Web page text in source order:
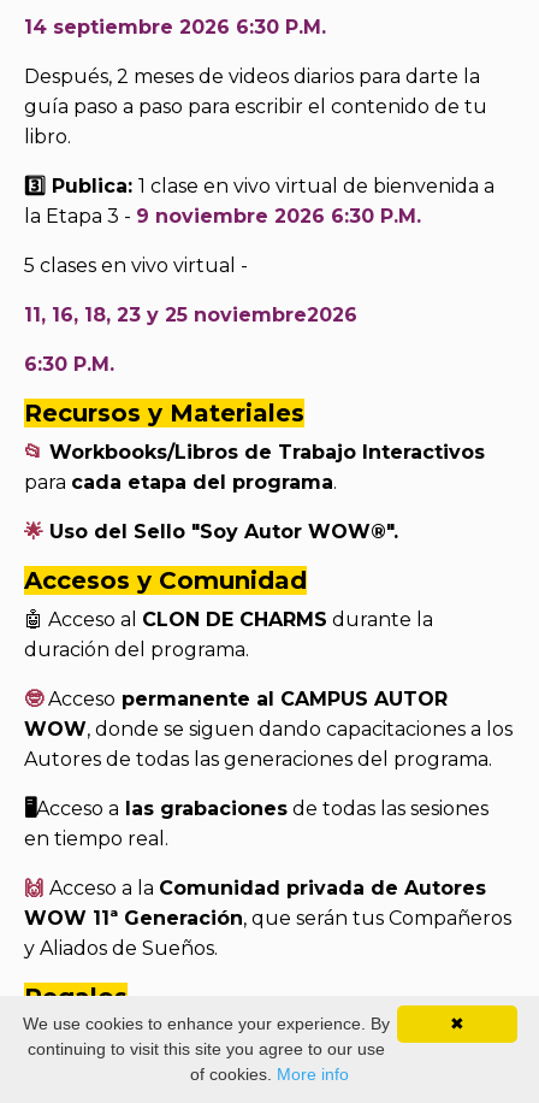
14 septiembre 2026 6:30 P.M.
Después, 2 meses de videos diarios para darte la
guía paso a paso para escribir el contenido de tu
libro.
3️⃣ Publica: 1 clase en vivo virtual de bienvenida a
la Etapa 3 - 9 noviembre 2026 6:30 P.M.
5 clases en vivo virtual -
11, 16, 18, 23 y 25 noviembre2026
6:30 P.M.
Recursos y Materiales
📂 Workbooks/Libros de Trabajo Interactivos
para cada etapa del programa.
🌟 Uso del Sello "Soy Autor WOW®".
Accesos y Comunidad
🤖 Acceso al CLON DE CHARMS durante la
duración del programa.
🤓 Acceso permanente al CAMPUS AUTOR
WOW, donde se siguen dando capacitaciones a los
Autores de todas las generaciones del programa.
🖥️Acceso a las grabaciones de todas las sesiones
en tiempo real.
🙌 Acceso a la Comunidad privada de Autores
WOW 11ª Generación, que serán tus Compañeros
y Aliados de Sueños.
Regalos
🎁 Clases Especiales de Regalo
Características de un Libro
✖
We use cookies to enhance your experience. By
continuing to visit this site you agree to our use
of cookies. More info